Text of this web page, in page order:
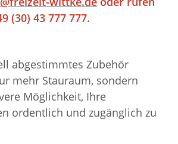
(30) 43 777 777.
abgestimmtes Zubehör
mehr Stauraum, sondern
Möglichkeit, Ihre
ordentlich und zugänglich zu